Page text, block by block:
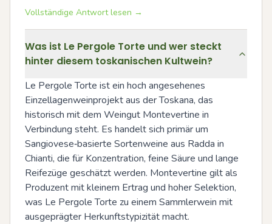
Vollständige Antwort lesen →
Was ist Le Pergole Torte und wer steckt
hinter diesem toskanischen Kultwein?
Le Pergole Torte ist ein hoch angesehenes
Einzellagenweinprojekt aus der Toskana, das
historisch mit dem Weingut Montevertine in
Verbindung steht. Es handelt sich primär um
Sangiovese‑basierte Sortenweine aus Radda in
Chianti, die für Konzentration, feine Säure und lange
Reifezüge geschätzt werden. Montevertine gilt als
Produzent mit kleinem Ertrag und hoher Selektion,
was Le Pergole Torte zu einem Sammlerwein mit
ausgeprägter Herkunftstypizität macht.